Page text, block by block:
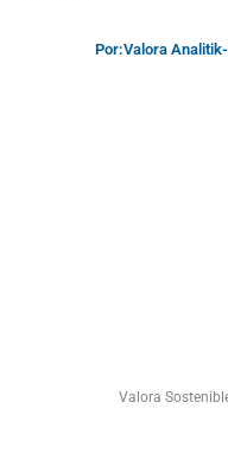
Por:Valora Analitik-
Valora